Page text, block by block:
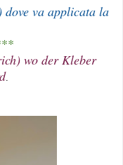
dove va applicata la
wo der Kleber
.